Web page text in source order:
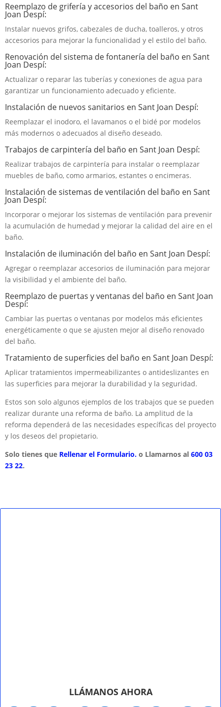
Reemplazo de grifería y accesorios del baño en Sant
Joan Despí:
Instalar nuevos grifos, cabezales de ducha, toalleros, y otros
accesorios para mejorar la funcionalidad y el estilo del baño.
Renovación del sistema de fontanería del baño en Sant
Joan Despí:
Actualizar o reparar las tuberías y conexiones de agua para
garantizar un funcionamiento adecuado y eficiente.
Instalación de nuevos sanitarios en Sant Joan Despí:
Reemplazar el inodoro, el lavamanos o el bidé por modelos
más modernos o adecuados al diseño deseado.
Trabajos de carpintería del baño en Sant Joan Despí:
Realizar trabajos de carpintería para instalar o reemplazar
muebles de baño, como armarios, estantes o encimeras.
Instalación de sistemas de ventilación del baño en Sant
Joan Despí:
Incorporar o mejorar los sistemas de ventilación para prevenir
la acumulación de humedad y mejorar la calidad del aire en el
baño.
Instalación de iluminación del baño en Sant Joan Despí:
Agregar o reemplazar accesorios de iluminación para mejorar
la visibilidad y el ambiente del baño.
Reemplazo de puertas y ventanas del baño en Sant Joan
Despí:
Cambiar las puertas o ventanas por modelos más eficientes
energéticamente o que se ajusten mejor al diseño renovado
del baño.
Tratamiento de superficies del baño en Sant Joan Despí:
Aplicar tratamientos impermeabilizantes o antideslizantes en
las superficies para mejorar la durabilidad y la seguridad.
Estos son solo algunos ejemplos de los trabajos que se pueden
realizar durante una reforma de baño. La amplitud de la
reforma dependerá de las necesidades específicas del proyecto
y los deseos del propietario.
Solo tienes que Rellenar el Formulario. o Llamarnos al 600 03
23 22.
LLÁMANOS AHORA